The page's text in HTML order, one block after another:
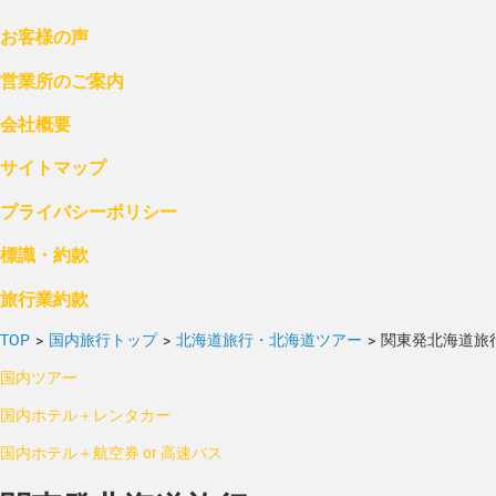
お客様の声
営業所のご案内
会社概要
サイトマップ
プライバシーポリシー
標識・約款
旅行業約款
TOP > 国内旅行トップ > 北海道旅行・北海道ツアー > 関東発北海道旅
国内ツアー
国内ホテル＋レンタカー
国内ホテル＋航空券 or 高速バス